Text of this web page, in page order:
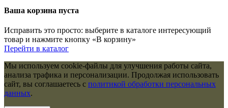
Ваша корзина пуста
Исправить это просто: выберите в каталоге интересующий
товар и нажмите кнопку «В корзину»
Перейти в каталог
Мы используем cookie-файлы для улучшения работы сайта,
анализа трафика и персонализации. Продолжая использовать
сайт, вы соглашаетесь с политикой обработки персональных
данных.